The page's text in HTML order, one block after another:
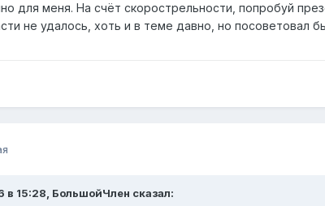
для меня. На счёт скорострельности, попробуй
не удалось, хоть и в теме давно, но посоветовал
в 15:28, БольшойЧлен сказал: